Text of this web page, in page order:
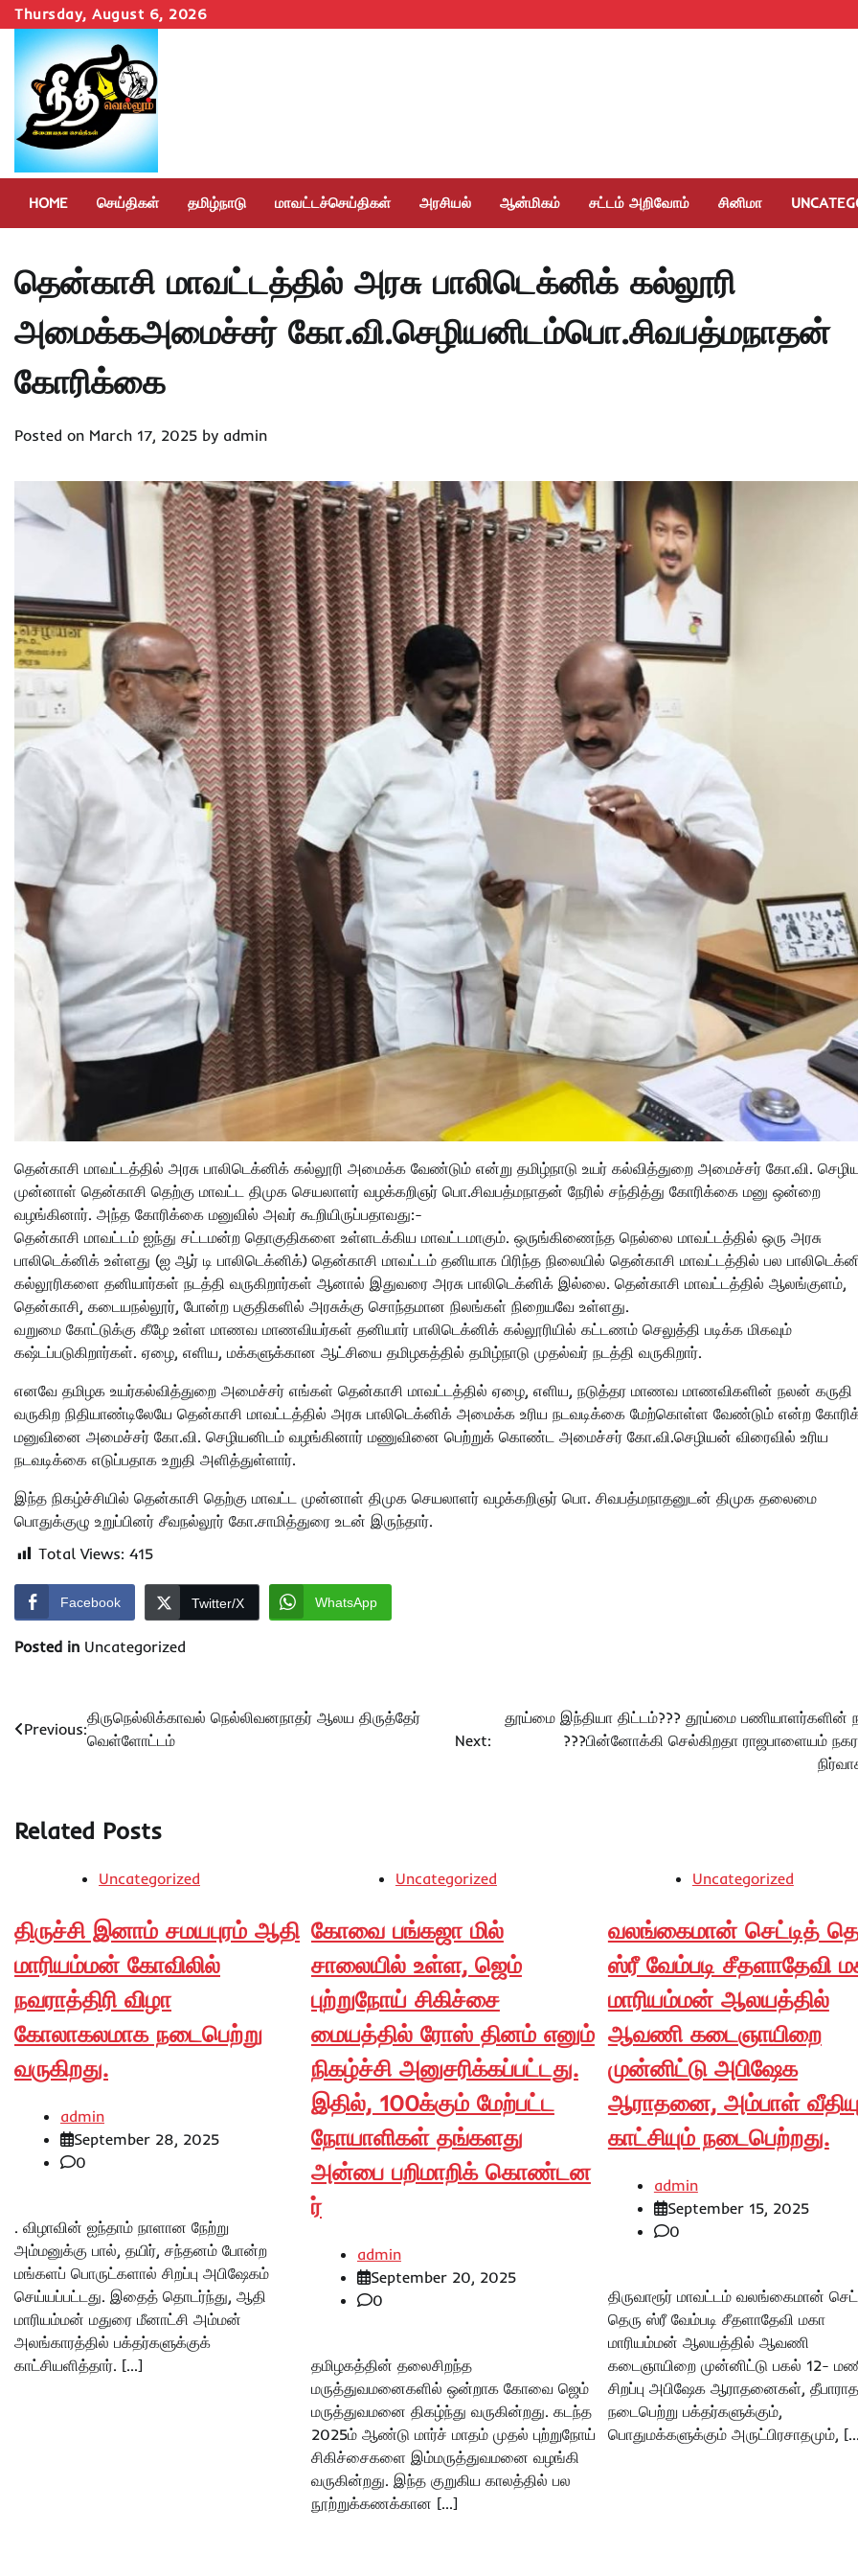
Skip
to
content
Thursday, August 6, 2026
HOME செய்திகள் தமிழ்நாடு மாவட்டச்செய்திகள் அரசியல் ஆன்மிகம் சட்டம் அறிவோம் சினிமா
தென்காசி மாவட்டத்தில் அரசு பாலிடெக்னிக் கல்லூரி
அமைக்கஅமைச்சர் கோ.வி.செழியனிடம்பொ.சிவபத்மநாதன்
கோரிக்கை
Posted on March 17, 2025 by admin
தென்காசி மாவட்டத்தில் அரசு பாலிடெக்னிக் கல்லூரி அமைக்க வேண்டும் என்று தமிழ்நாடு உயர் கல்வித்துறை அமைச்சர் கோ.வி.
முன்னாள் தென்காசி தெற்கு மாவட்ட திமுக செயலாளர் வழக்கறிஞர் பொ.சிவபத்மநாதன் நேரில் சந்தித்து கோரிக்கை மனு ஒன்றை
வழங்கினார். அந்த கோரிக்கை மனுவில் அவர் கூறியிருப்பதாவது:-
தென்காசி மாவட்டம் ஐந்து சட்டமன்ற தொகுதிகளை உள்ளடக்கிய மாவட்டமாகும். ஒருங்கிணைந்த நெல்லை மாவட்டத்தில் ஒரு அரசு
பாலிடெக்னிக் உள்ளது (ஐ ஆர் டி பாலிடெக்னிக்) தென்காசி மாவட்டம் தனியாக பிரிந்த நிலையில் தென்காசி மாவட்டத்தில் பல
கல்லூரிகளை தனியார்கள் நடத்தி வருகிறார்கள் ஆனால் இதுவரை அரசு பாலிடெக்னிக் இல்லை. தென்காசி மாவட்டத்தில் ஆலங்குளம்,
தென்காசி, கடையநல்லூர், போன்ற பகுதிகளில் அரசுக்கு சொந்தமான நிலங்கள் நிறையவே உள்ளது.
வறுமை கோட்டுக்கு கீழே உள்ள மாணவ மாணவியர்கள் தனியார் பாலிடெக்னிக் கல்லூரியில் கட்டணம் செலுத்தி படிக்க மிகவும்
கஷ்டப்படுகிறார்கள். ஏழை, எளிய, மக்களுக்கான ஆட்சியை தமிழகத்தில் தமிழ்நாடு முதல்வர் நடத்தி வருகிறார்.
எனவே தமிழக உயர்கல்வித்துறை அமைச்சர் எங்கள் தென்காசி மாவட்டத்தில் ஏழை, எளிய, நடுத்தர மாணவ மாணவிகளின் நலன் கருதி
வருகிற நிதியாண்டிலேயே தென்காசி மாவட்டத்தில் அரசு பாலிடெக்னிக் அமைக்க உரிய நடவடிக்கை மேற்கொள்ள வேண்டும் என்ற
மனுவினை அமைச்சர் கோ‌.வி. செழியனிடம் வழங்கினார் மணுவினை பெற்றுக் கொண்ட அமைச்சர் கோ.வி.செழியன் விரைவில் உரிய
நடவடிக்கை எடுப்பதாக உறுதி அளித்துள்ளார்.
இந்த நிகழ்ச்சியில் தென்காசி தெற்கு மாவட்ட முன்னாள் திமுக செயலாளர் வழக்கறிஞர் பொ. சிவபத்மநாதனுடன் திமுக தலைமை
பொதுக்குழு உறுப்பினர் சீவநல்லூர் கோ.சாமித்துரை உடன் இருந்தார்.
Total Views: 415
Facebook Twitter/X WhatsApp
Posted in Uncategorized
Post
Previous:
திருநெல்லிக்காவல் நெல்லிவனநாதர் ஆலய திருத்தேர்
வெள்ளோட்டம்
Next:
தூய்மை இந்தியா திட்டம்??? தூய்மை பணியாளர்களின்
???பின்னோக்கி செல்கிறதா ராஜபாளையம்
Related Posts
Uncategorized
திருச்சி இனாம் சமயபுரம் ஆதி
மாரியம்மன் கோவிலில்
நவராத்திரி விழா
கோலாகலமாக நடைபெற்று
வருகிறது.
admin
September 28, 2025
0
. விழாவின் ஐந்தாம் நாளான நேற்று
அம்மனுக்கு பால், தயிர், சந்தனம் போன்ற
மங்களப் பொருட்களால் சிறப்பு அபிஷேகம்
செய்யப்பட்டது. இதைத் தொடர்ந்து, ஆதி
மாரியம்மன் மதுரை மீனாட்சி அம்மன்
அலங்காரத்தில் பக்தர்களுக்குக்
காட்சியளித்தார். […]
Uncategorized
கோவை பங்கஜா மில்
சாலையில் உள்ள, ஜெம்
புற்றுநோய் சிகிச்சை
மையத்தில் ரோஸ் தினம் எனும்
நிகழ்ச்சி அனுசரிக்கப்பட்டது.
இதில், 100க்கும் மேற்பட்ட
நோயாளிகள் தங்களது
அன்பை பறிமாறிக் கொண்டன
ர்
admin
September 20, 2025
0
தமிழகத்தின் தலைசிறந்த
மருத்துவமனைகளில் ஒன்றாக கோவை ஜெம்
மருத்துவமனை திகழ்ந்து வருகின்றது. கடந்த
2025ம் ஆண்டு மார்ச் மாதம் முதல் புற்றுநோய்
சிகிச்சைகளை இம்மருத்துவமனை வழங்கி
வருகின்றது. இந்த குறுகிய காலத்தில் பல
நூற்றுக்கணக்கான […]
Uncategorized
வலங்கைமான் செட்டித்
ஸ்ரீ வேம்படி சீதளாதேவி
மாரியம்மன் ஆலயத்தில்
ஆவணி கடைஞாயிறை
முன்னிட்டு அபிஷேக
ஆராதனை, அம்பாள்
காட்சியும் நடைபெற்றது.
admin
September 15, 2025
0
திருவாரூர் மாவட்டம் வலங்கைமான்
தெரு ஸ்ரீ வேம்படி சீதளாதேவி மகா
மாரியம்மன் ஆலயத்தில் ஆவணி
கடைஞாயிறை முன்னிட்டு பகல் 12-
சிறப்பு அபிஷேக ஆராதனைகள்,
நடைபெற்று பக்தர்களுக்கும்,
பொதுமக்களுக்கும் அருட்பிரசாதமும்,